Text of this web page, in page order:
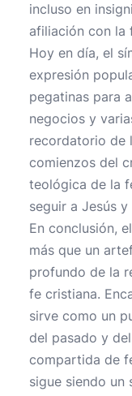
incluso en
afiliación con la
Hoy en día, el
expresión
pegatinas para
negocios y
recordatorio de
comienzos del
teológica de la
seguir a Jesús
En conclusión,
más que un
profundo de la
fe cristiana.
sirve como un
del pasado y
compartida de
sigue siendo un